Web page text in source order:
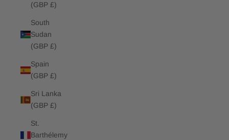
(GBP £)
South
Sudan
(GBP £)
Spain
(GBP £)
Sri Lanka
(GBP £)
St.
Barthélemy